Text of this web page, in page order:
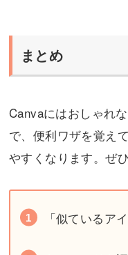
まとめ
Canvaにはおしゃれ
で、便利ワザを覚え
やすくなります。ぜ
「似ているア